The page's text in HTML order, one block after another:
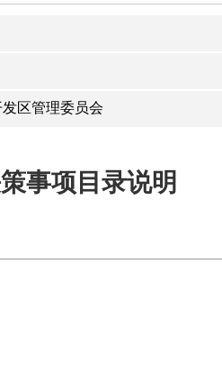
区管理委员会
事项目录说明